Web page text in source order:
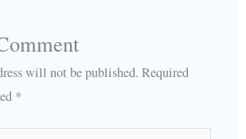
will not be published. Required
*